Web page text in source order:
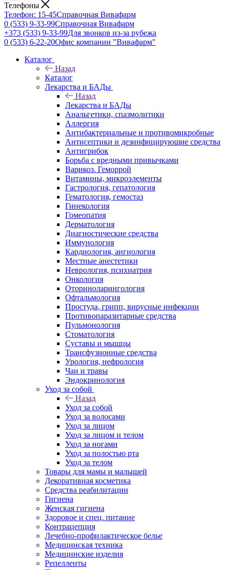
Телефоны
Телефон: 15-45Справочная Вивафарм
0 (533) 9-33-99Справочная Вивафарм
+373 (533) 9-33-99Для звонков из-за рубежа
0 (533) 6-22-20Офис компании "Вивафарм"
Каталог
Назад
Каталог
Лекарства и БАДы
Назад
Лекарства и БАДы
Анальгетики, спазмолитики
Аллергия
Антибактериальные и противомикробные
Антисептики и дезинфицирующие средства
Антигрибок
Борьба с вредными привычками
Варикоз. Геморрой
Витамины, микроэлементы
Гастрология, гепатология
Гематология, гемостаз
Гинекология
Гомеопатия
Дерматология
Диагностические средства
Иммунология
Кардиология, ангиология
Местные анестетики
Неврология, психиатрия
Онкология
Оториноларингология
Офтальмология
Простуда, грипп, вирусные инфекции
Противопаразитарные средства
Пульмонология
Стоматология
Суставы и мышцы
Трансфузионные средства
Урология, нефрология
Чаи и травы
Эндокринология
Уход за собой
Назад
Уход за собой
Уход за волосами
Уход за лицом
Уход за лицом и телом
Уход за ногами
Уход за полостью рта
Уход за телом
Товары для мамы и малышей
Декоративная косметика
Средства реабилитации
Гигиена
Женская гигиена
Здоровое и спец. питание
Контрацепция
Лечебно-профилактическое белье
Медицинская техника
Медицинские изделия
Репелленты